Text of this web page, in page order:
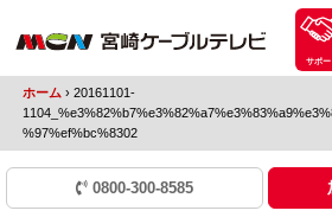
サポー
ホーム ›20161101-
%97%ef%bc%8302
0800-300-8585